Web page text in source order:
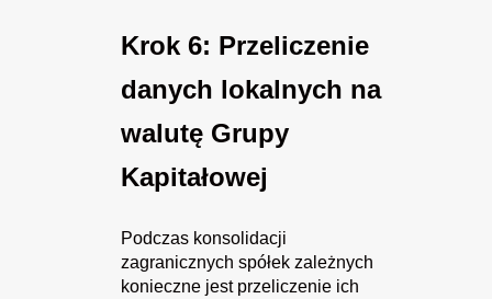
Krok 6: Przeliczenie
danych lokalnych na
walutę Grupy
Kapitałowej
Podczas konsolidacji
zagranicznych spółek zależnych
konieczne jest przeliczenie ich